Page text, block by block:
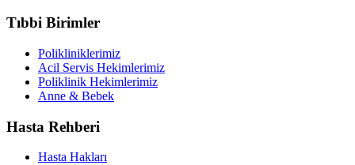
Tıbbi Birimler
Polikliniklerimiz
Acil Servis Hekimlerimiz
Poliklinik Hekimlerimiz
Anne & Bebek
Hasta Rehberi
Hasta Hakları